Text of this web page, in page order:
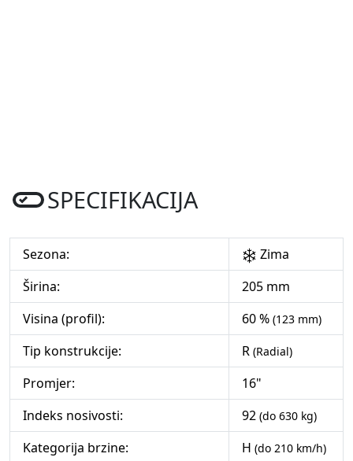
SPECIFIKACIJA
Sezona:
Zima
Širina:
205 mm
Visina (profil):
60 % (123 mm)
Tip konstrukcije: R (Radial)
Promjer:
16"
Indeks nosivosti:
92 (do 630 kg)
Kategorija brzine: H (do 210 km/h)